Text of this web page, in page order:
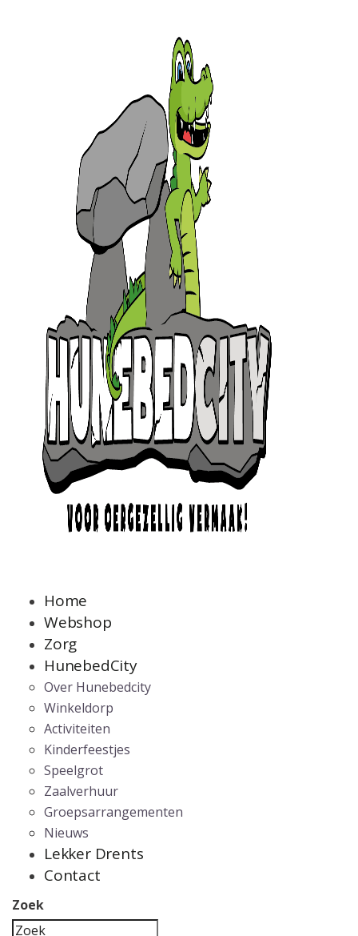
Home
Webshop
Zorg
HunebedCity
Over Hunebedcity
Winkeldorp
Activiteiten
Kinderfeestjes
Speelgrot
Zaalverhuur
Groepsarrangementen
Nieuws
Lekker Drents
Contact
Zoek